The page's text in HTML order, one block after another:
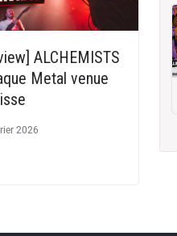
ALCHEMISTS
Metal venue
2026